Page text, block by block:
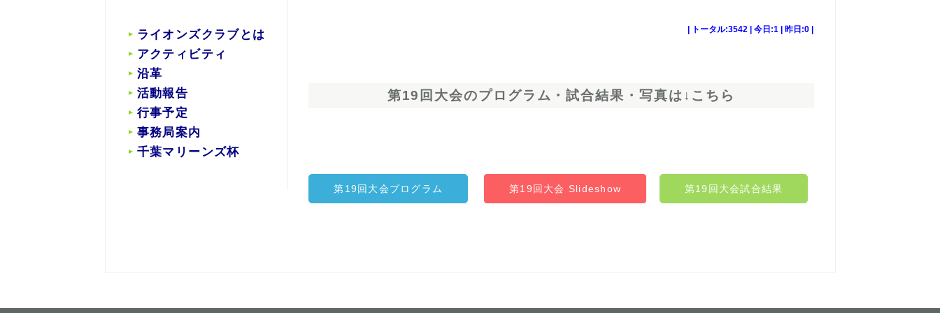
| トータル:3542 | 今日:1 | 昨日:0 |
第19回大会のプログラム・試合結果・写真は↓こちら
第19回大会プログラム 第19回大会 Slideshow 第19回大会試合結果
ライオンズクラブとは
アクティビティ
沿革
活動報告
行事予定
事務局案内
千葉マリーンズ杯